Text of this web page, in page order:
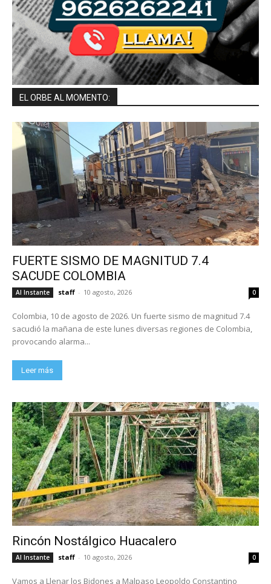
EL ORBE AL MOMENTO:
FUERTE SISMO DE MAGNITUD 7.4
SACUDE COLOMBIA
Al Instante staff - 10 agosto, 2026 0
Colombia, 10 de agosto de 2026. Un fuerte sismo de magnitud 7.4
sacudió la mañana de este lunes diversas regiones de Colombia,
provocando alarma...
Leer más
Rincón Nostálgico Huacalero
Al Instante staff - 10 agosto, 2026 0
Vamos a Llenar los Bidones a Malpaso Leopoldo Constantino